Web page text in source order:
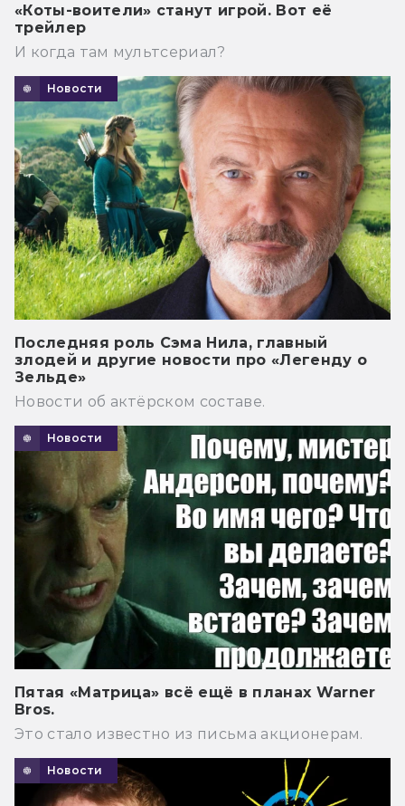
«Коты-воители» станут игрой. Вот её
трейлер
И когда там мультсериал?
Новости
Последняя роль Сэма Нила, главный
злодей и другие новости про «Легенду о
Зельде»
Новости об актёрском составе.
Новости
Пятая «Матрица» всё ещё в планах Warner
Bros.
Это стало известно из письма акционерам.
Новости